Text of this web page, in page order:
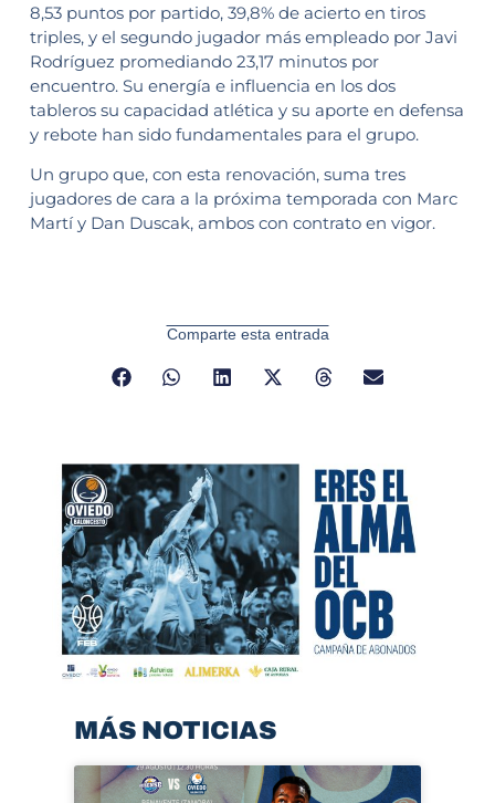
8,53 puntos por partido, 39,8% de acierto en tiros
triples, y el segundo jugador más empleado por Javi
Rodríguez promediando 23,17 minutos por
encuentro. Su energía e influencia en los dos
tableros su capacidad atlética y su aporte en defensa
y rebote han sido fundamentales para el grupo.
Un grupo que, con esta renovación, suma tres
jugadores de cara a la próxima temporada con Marc
Martí y Dan Duscak, ambos con contrato en vigor.
Comparte esta entrada
MÁS NOTICIAS